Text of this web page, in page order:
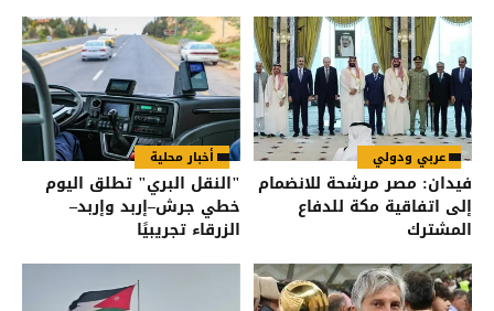
عربي ودولي
فيدان: مصر مرشحة للانضمام
إلى اتفاقية مكة للدفاع
المشترك
أخبار محلية
"النقل البري" تطلق اليوم
خطي جرش–إربد وإربد–
الزرقاء تجريبيًا